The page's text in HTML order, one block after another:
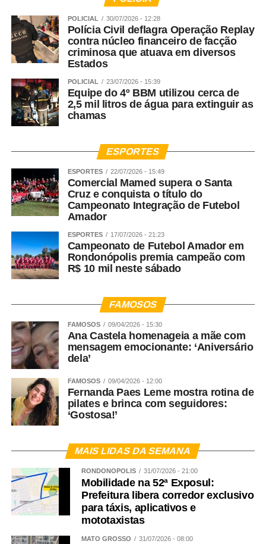
POLICIAL 30/07/2026 - 12:28
Polícia Civil deflagra Operação Replay
contra núcleo financeiro de facção
criminosa que atuava em diversos
Estados
POLICIAL 23/07/2026 - 15:39
Equipe do 4º BBM utilizou cerca de
2,5 mil litros de água para extinguir as
chamas
ESPORTES
ESPORTES 22/07/2026 - 15:49
Comercial Mamed supera o Santa
Cruz e conquista o título do
Campeonato Integração de Futebol
Amador
ESPORTES 17/07/2026 - 21:23
Campeonato de Futebol Amador em
Rondonópolis premia campeão com
R$ 10 mil neste sábado
FAMOSOS
FAMOSOS 09/04/2026 - 15:30
Ana Castela homenageia a mãe com
mensagem emocionante: ‘Aniversário
dela’
FAMOSOS 09/04/2026 - 12:00
Fernanda Paes Leme mostra rotina de
pilates e brinca com seguidores:
‘Gostosa!’
MAIS LIDAS DA SEMANA
RONDONÓPOLIS 31/07/2026 - 21:00
Mobilidade na 52ª Exposul:
Prefeitura libera corredor exclusivo
para táxis, aplicativos e
mototaxistas
MATO GROSSO 31/07/2026 - 08:00